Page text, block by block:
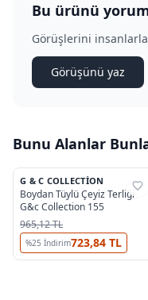
Bu ürünü
Görüşlerini
Görüşünü yaz
Bunu Alanlar
%31
G & C COLLECTION
Boydan Tüylü Çeyiz Terliği-
G&c Collection 155
965,12 TL
%25 İndirim723,84 TL